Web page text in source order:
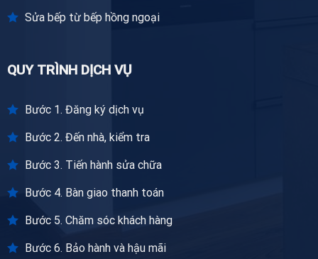
Sửa bếp từ bếp hồng ngoại
QUY TRÌNH DỊCH VỤ
Bước 1. Đăng ký dịch vụ
Bước 2. Đến nhà, kiểm tra
Bước 3. Tiến hành sửa chữa
Bước 4. Bàn giao thanh toán
Bước 5. Chăm sóc khách hàng
Bước 6. Bảo hành và hậu mãi